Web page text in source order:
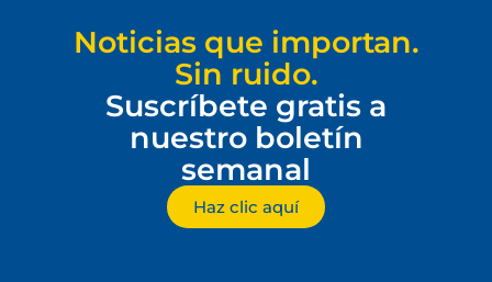
Noticias que importan.
Sin ruido.
Suscríbete gratis a
nuestro boletín
semanal
Haz clic aquí